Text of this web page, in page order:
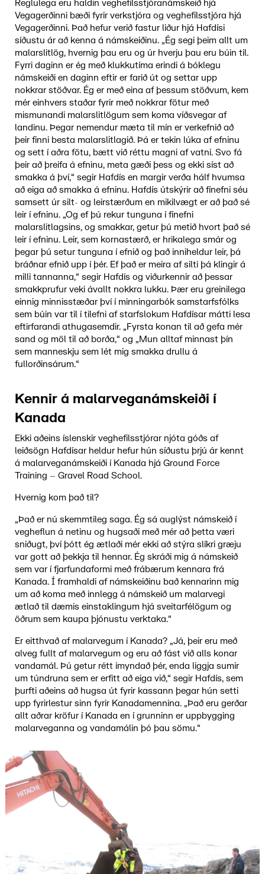
Reglulega eru haldin veghefilsstjóranámskeið hjá
Vegagerðinni bæði fyrir verkstjóra og veghefilsstjóra hjá
Vegagerðinni. Það hefur verið fastur liður hjá Hafdísi
síðustu ár að kenna á námskeiðinu. „Ég segi þeim allt um
malarslitlög, hvernig þau eru og úr hverju þau eru búin til.
Fyrri daginn er ég með klukkutíma erindi á bóklegu
námskeiði en daginn eftir er farið út og settar upp
nokkrar stöðvar. Ég er með eina af þessum stöðvum, kem
mér einhvers staðar fyrir með nokkrar fötur með
mismunandi malarslitlögum sem koma víðsvegar af
landinu. Þegar nemendur mæta til mín er verkefnið að
þeir finni besta malarslitlagið. Þá er tekin lúka af efninu
og sett í aðra fötu, bætt við réttu magni af vatni. Svo fá
þeir að þreifa á efninu, meta gæði þess og ekki síst að
smakka á því,“ segir Hafdís en margir verða hálf hvumsa
að eiga að smakka á efninu. Hafdís útskýrir að fínefni séu
samsett úr silt- og leirstærðum en mikilvægt er að það sé
leir í efninu. „Og ef þú rekur tunguna í fínefni
malarslitlagsins, og smakkar, getur þú metið hvort það sé
leir í efninu. Leir, sem kornastærð, er hrikalega smár og
þegar þú setur tunguna í efnið og það inniheldur leir, þá
bráðnar efnið upp í þér. Ef það er meira af silti þá klingir á
milli tannanna,“ segir Hafdís og viðurkennir að þessar
smakkprufur veki ávallt nokkra lukku. Þær eru greinilega
einnig minnisstæðar því í minningarbók samstarfsfólks
sem búin var til í tilefni af starfslokum Hafdísar mátti lesa
eftirfarandi athugasemdir. „Fyrsta konan til að gefa mér
sand og möl til að borða,“ og „Mun alltaf minnast þín
sem manneskju sem lét mig smakka drullu á
fullorðinsárum.“
Kennir á malarveganámskeiði í
Kanada
Ekki aðeins íslenskir veghefilsstjórar njóta góðs af
leiðsögn Hafdísar heldur hefur hún síðustu þrjú ár kennt
á malarveganámskeiði í Kanada hjá Ground Force
Training – Gravel Road School.
Hvernig kom það til?
„Það er nú skemmtileg saga. Ég sá auglýst námskeið í
vegheflun á netinu og hugsaði með mér að þetta væri
sniðugt, því þótt ég ætlaði mér ekki að stýra slíkri græju
var gott að þekkja til hennar. Ég skráði mig á námskeið
sem var í fjarfundaformi með frábærum kennara frá
Kanada. Í framhaldi af námskeiðinu bað kennarinn mig
um að koma með innlegg á námskeið um malarvegi
ætlað til dæmis einstaklingum hjá sveitarfélögum og
öðrum sem kaupa þjónustu verktaka.“
Er eitthvað af malarvegum í Kanada? „Já, þeir eru með
alveg fullt af malarvegum og eru að fást við alls konar
vandamál. Þú getur rétt ímyndað þér, enda liggja sumir
um túndruna sem er erfitt að eiga við,“ segir Hafdís, sem
þurfti aðeins að hugsa út fyrir kassann þegar hún setti
upp fyrirlestur sinn fyrir Kanadamennina. „Það eru gerðar
allt aðrar kröfur í Kanada en í grunninn er uppbygging
malarveganna og vandamálin þó þau sömu.“